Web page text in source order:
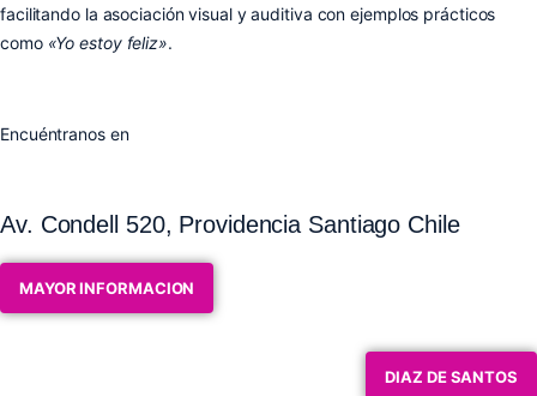
facilitando la asociación visual y auditiva con ejemplos prácticos
como «Yo estoy feliz».
Encuéntranos en
Av. Condell 520, Providencia Santiago Chile
MAYOR INFORMACION
DIAZ DE SANTOS